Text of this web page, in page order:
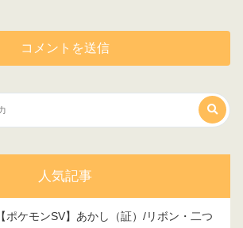
人気記事
【ポケモンSV】あかし（証）/リボン・二つ